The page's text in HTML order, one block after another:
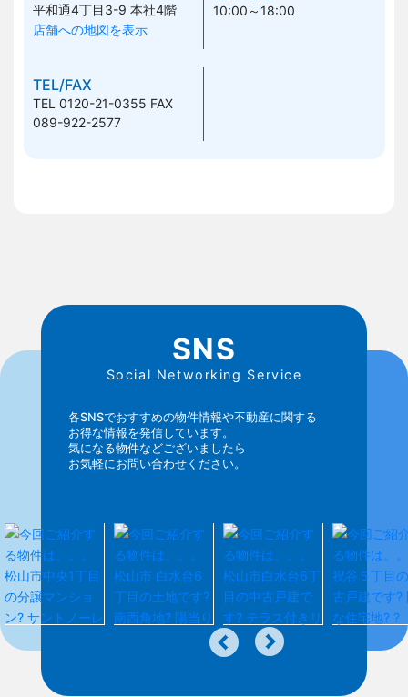
平和通4丁目3-9 本社4階
店舗への地図を表示
10:00～18:00
TEL/FAX
TEL 0120-21-0355 FAX
089-922-2577
SNS
Social Networking Service
各SNSでおすすめの物件情報や不動産に関する
お得な情報を発信しています。
気になる物件などございましたら
お気軽にお問い合わせください。